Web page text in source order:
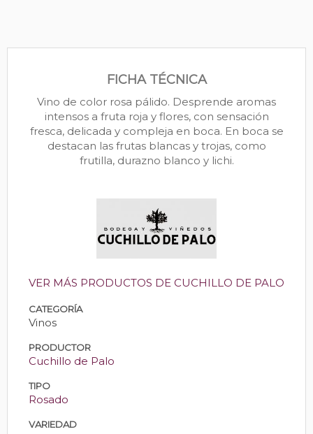
FICHA TÉCNICA
Vino de color rosa pálido. Desprende aromas
intensos a fruta roja y flores, con sensación
fresca, delicada y compleja en boca. En boca se
destacan las frutas blancas y trojas, como
frutilla, durazno blanco y lichi.
VER MÁS PRODUCTOS DE CUCHILLO DE PALO
CATEGORÍA
Vinos
PRODUCTOR
Cuchillo de Palo
TIPO
Rosado
VARIEDAD